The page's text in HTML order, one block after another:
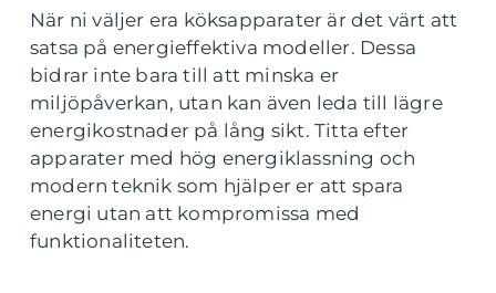
När ni väljer era köksapparater är det värt att
satsa på energieffektiva modeller. Dessa
bidrar inte bara till att minska er
miljöpåverkan, utan kan även leda till lägre
energikostnader på lång sikt. Titta efter
apparater med hög energiklassning och
modern teknik som hjälper er att spara
energi utan att kompromissa med
funktionaliteten.